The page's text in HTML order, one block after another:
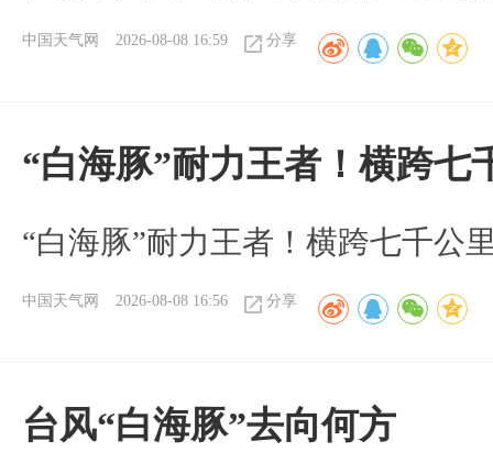
中国天气网 2026-08-08 16:59 分享
“白海豚”耐力王者！横跨七
“白海豚”耐力王者！横跨七千公
中国天气网 2026-08-08 16:56 分享
台风“白海豚”去向何方